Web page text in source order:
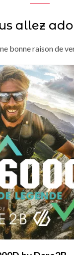
allez
bonne raison de